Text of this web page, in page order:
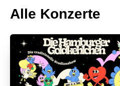
Alle Konzerte